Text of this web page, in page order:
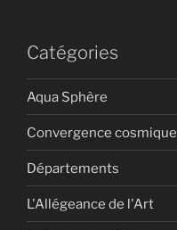
Catégories
Aqua Sphère
Convergence cosmique
Départements
L'Allégeance de l'Art